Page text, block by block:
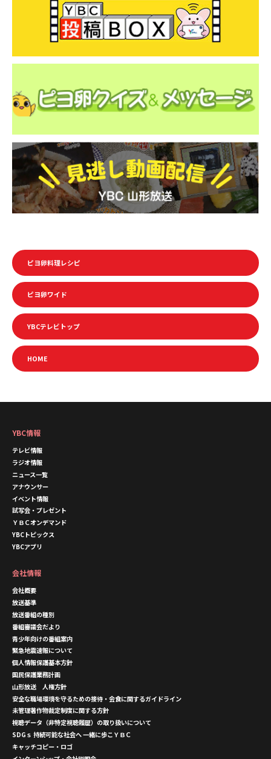
ピヨ卵料理レシピ
ピヨ卵ワイド
YBCテレビトップ
HOME
YBC情報
テレビ情報
ラジオ情報
ニュース一覧
アナウンサー
イベント情報
試写会・プレゼント
ＹＢＣオンデマンド
YBCトピックス
YBCアプリ
会社情報
会社概要
放送基準
放送番組の種別
番組審議会だより
青少年向けの番組案内
緊急地震速報について
個人情報保護基本方針
国民保護業務計画
山形放送 人権方針
安全な職場環境を守るための接待・会食に関するガイドライン
未管理著作物裁定制度に関する方針
視聴データ（非特定視聴履歴）の取り扱いについて
SDGｓ 持続可能な社会へ 一緒に歩こＹＢＣ
キャッチコピー・ロゴ